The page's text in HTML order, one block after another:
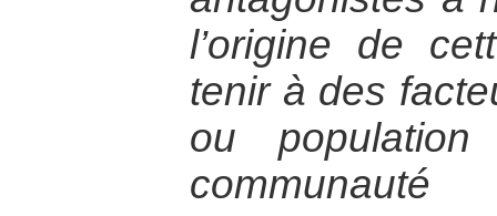
l’origine de
tenir à des
ou